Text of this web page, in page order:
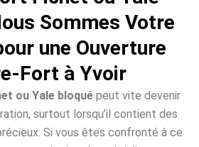
Sommes Votre
une Ouverture
Fort à Yvoir
ou Yale bloquépeut vite devenir
surtout lorsqu’il contient des
Si vous êtes confronté à ce